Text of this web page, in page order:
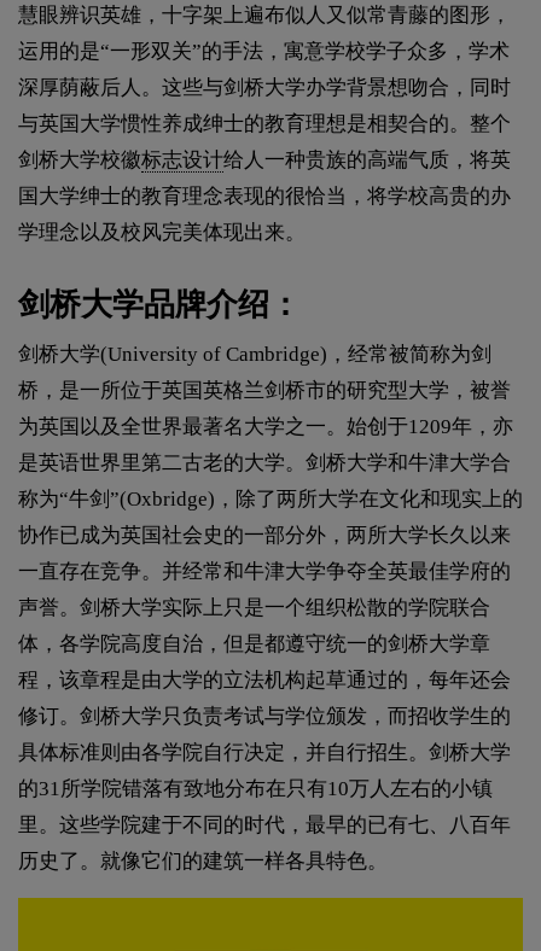
慧眼辨识英雄，十字架上遍布似人又似常青藤的图形，
运用的是“一形双关”的手法，寓意学校学子众多，学术
深厚荫蔽后人。这些与剑桥大学办学背景想吻合，同时
与英国大学惯性养成绅士的教育理想是相契合的。整个
剑桥大学校徽标志设计给人一种贵族的高端气质，将英
国大学绅士的教育理念表现的很恰当，将学校高贵的办
学理念以及校风完美体现出来。
剑桥大学品牌介绍：
剑桥大学(University of Cambridge)，经常被简称为剑
桥，是一所位于英国英格兰剑桥市的研究型大学，被誉
为英国以及全世界最著名大学之一。始创于1209年，亦
是英语世界里第二古老的大学。剑桥大学和牛津大学合
称为“牛剑”(Oxbridge)，除了两所大学在文化和现实上的
协作已成为英国社会史的一部分外，两所大学长久以来
一直存在竞争。并经常和牛津大学争夺全英最佳学府的
声誉。剑桥大学实际上只是一个组织松散的学院联合
体，各学院高度自治，但是都遵守统一的剑桥大学章
程，该章程是由大学的立法机构起草通过的，每年还会
修订。剑桥大学只负责考试与学位颁发，而招收学生的
具体标准则由各学院自行决定，并自行招生。剑桥大学
的31所学院错落有致地分布在只有10万人左右的小镇
里。这些学院建于不同的时代，最早的已有七、八百年
历史了。就像它们的建筑一样各具特色。